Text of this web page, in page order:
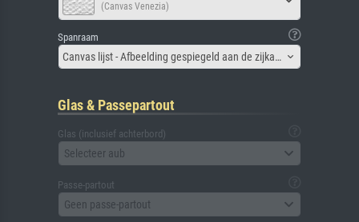
(Canvas Venezia)
Spanraam
Canvas lijst - Afbeelding gespiegeld aan de zijkant
Glas & Passepartout
Glas (inclusief achterbord)
Selecteer aub
Passe-partout
Geen passe-partout